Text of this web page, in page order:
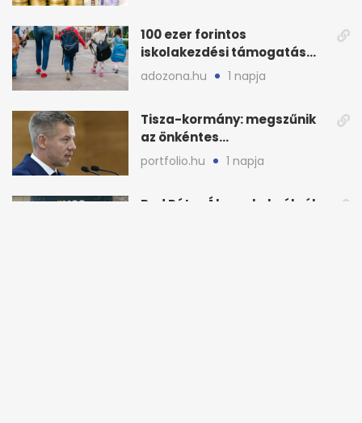
100 ezer forintos
iskolakezdési támogatás
2026 őszén: adózás,
munkáltatói plusz
adozona.hu 1 napja
Tisza-kormány: megszűnik
az önkéntes
fogyasztáscsökkentés
portfolio.hu 1 napja
Bod Péter Ákos a kekvákról: